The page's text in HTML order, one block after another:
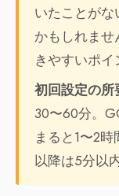
いたことが
かもしれま
きやすいポイ
初回設定の所
30〜60分。
まると1〜2
以降は5分以